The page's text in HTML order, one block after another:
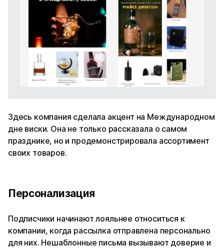
Здесь компания сделала акцент на Международном
дне виски. Она не только рассказала о самом
празднике, но и продемонстрировала ассортимент
своих товаров.
Персонализация
Подписчики начинают лояльнее относиться к
компании, когда рассылка отправлена персонально
для них. Нешаблонные письма вызывают доверие и